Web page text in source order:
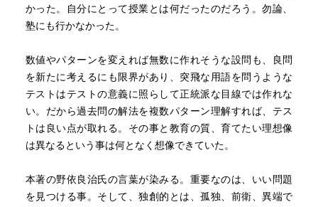
かった。自分にとって授業とは何だったのだろう。勿論、
塾にも行かなかった。
数値やパターンを変えれば無数に作れそうな設問も、良問
を新たに考えるにも限界があり、突飛な用語を問うような
テストはテストの意義に照らして正統派な目線では作れな
い。だから過去問の解法を複数パターン理解すれば、テス
トは良い点が取れる。その事と教育の質、育てたい理想像
は異なるという事は何となく想像できていた。
本著の野依良治氏の言葉が染みる。重要なのは、いい問題
を見つける事。そして、独創的とは、孤独、前衛、異端で